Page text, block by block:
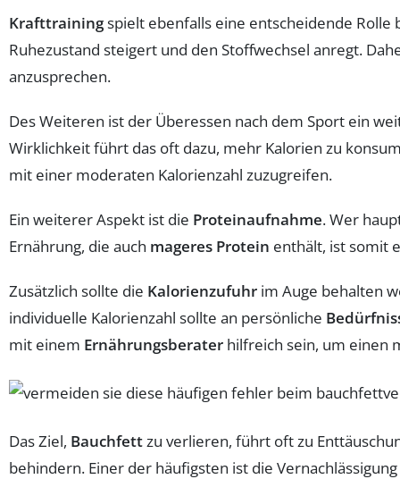
Krafttrainingspielt ebenfalls eine entscheidende Rolle
Ruhezustand steigert und den Stoffwechsel anregt.
anzusprechen.
Des Weiteren ist der Überessen nach dem Sport ein
Wirklichkeit führt das oft dazu, mehr Kalorien zu
mit einer moderaten Kalorienzahl zuzugreifen.
Ein weiterer Aspekt ist die Proteinaufnahme. Wer
Ernährung, die auch mageres Protein enthält, ist somit
Zusätzlich sollte die Kalorienzufuhr im Auge behalten
individuelle Kalorienzahl sollte an persönliche
mit einem Ernährungsberater hilfreich sein, um einen
Das Ziel, Bauchfettzu verlieren, führt oft zu
behindern. Einer der häufigsten ist die